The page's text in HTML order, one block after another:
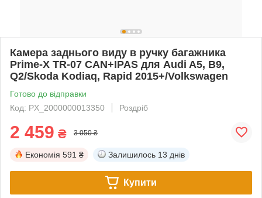
Камера заднього виду в ручку багажника
Prime-X TR-07 CAN+IPAS для Audi A5, B9,
Q2/Skoda Kodiaq, Rapid 2015+/Volkswagen
Готово до відправки
Код: PX_2000000013350
Роздріб
2 459 ₴ 3 050 ₴
Економія 591 ₴ Залишилось 13 днів
Купити